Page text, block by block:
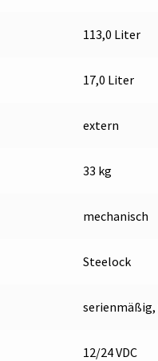
113,0 Liter
17,0 Liter
extern
33 kg
mechanisch
Steelock
serienmäßig,
12/24 VDC